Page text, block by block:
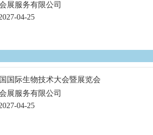
展服务有限公司
04-25
国际生物技术大会暨展览会
展服务有限公司
04-25